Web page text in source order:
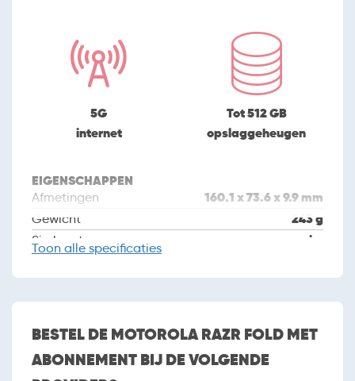
5G
internet
Tot 512 GB
opslaggeheugen
EIGENSCHAPPEN
Afmetingen 160.1 x 73.6 x 9.9 mm
Gewicht 243 g
Simkaart nano sim
Camera
Aantal camera's
3 (triple camera)
Toon alle specificaties
BESTEL DE MOTOROLA RAZR FOLD MET
ABONNEMENT BIJ DE VOLGENDE